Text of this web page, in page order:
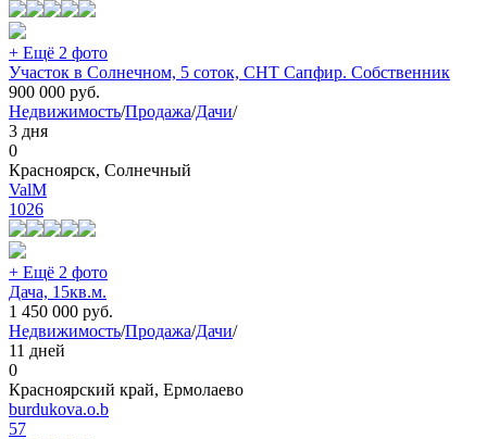
+ Ещё 2 фото
Участок в Солнечном, 5 соток, СНТ Сапфир. Собственник
900 000 руб.
Недвижимость/Продажа/Дачи/
3 дня
0
Красноярск, Солнечный
ValM
1026
+ Ещё 2 фото
Дача, 15кв.м.
1 450 000 руб.
Недвижимость/Продажа/Дачи/
11 дней
0
Красноярский край, Ермолаево
burdukova.o.b
57